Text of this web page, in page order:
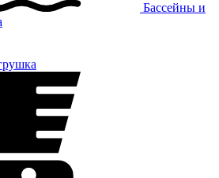
Бассейны и